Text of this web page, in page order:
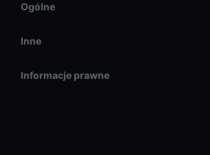
Ogólne
Inne
Informacje prawne